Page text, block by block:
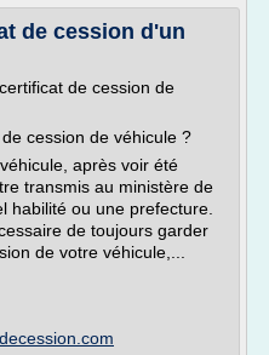
de cession d'un
de cession de
cession de véhicule ?
après voir été
transmis au ministère de
habilité ou une prefecture.
de toujours garder
de votre véhicule,...